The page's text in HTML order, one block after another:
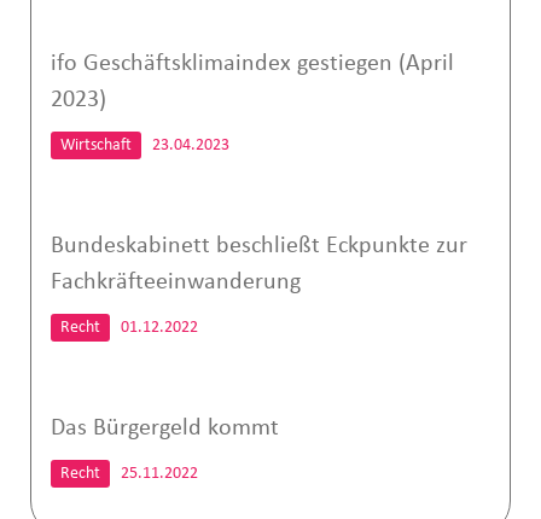
ifo Geschäftsklimaindex gestiegen (April
2023)
Wirtschaft 23.04.2023
Bundeskabinett beschließt Eckpunkte zur
Fachkräfteeinwanderung
Recht 01.12.2022
Das Bürgergeld kommt
Recht 25.11.2022